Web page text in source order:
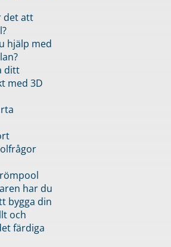
det att
hjälp med
ditt
med 3D
har du
bygga din
och
färdiga